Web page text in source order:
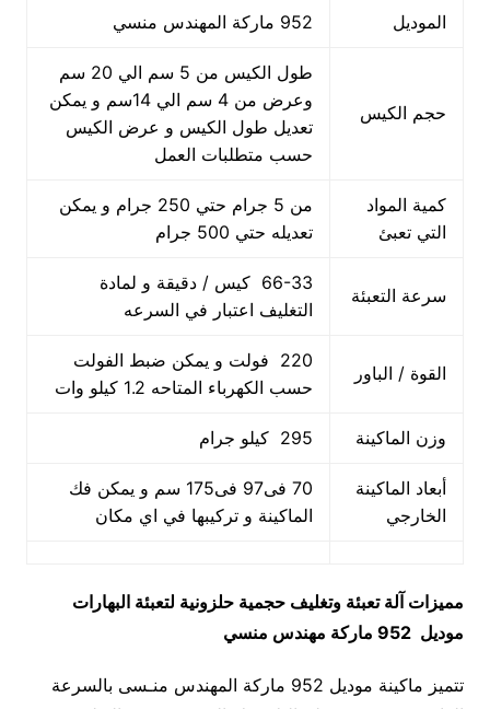
الموديل 952 ماركة المهندس منسي
حجم الكيس
طول الكيس من 5 سم الي 20 سم
وعرض من 4 سم الي 14سم و يمكن
تعديل طول الكيس و عرض الكيس
حسب متطلبات العمل
كمية المواد
التي تعبئ
من 5 جرام حتي 250 جرام و يمكن
تعديله حتي 500 جرام
سرعة التعبئة
66-33 كيس / دقيقة و لمادة
التغليف اعتبار في السرعه
القوة / الباور
220 فولت و يمكن ضبط الفولت
حسب الكهرباء المتاحه 1.2 كيلو وات
وزن الماكينة 295 كيلو جرام
أبعاد الماكينة
الخارجي
70 فى97 فى175 سم و يمكن فك
الماكينة و تركيبها في اي مكان
مميزات آلة تعبئة وتغليف حجمية حلزونية لتعبئة البهارات
موديل 952 ماركة مهندس منسي
تتميز ماكينة موديل 952 ماركة المهندس منـسى بالسرعة